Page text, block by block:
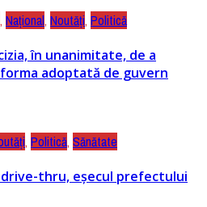
, Național, Noutăți, Politică
în unanimitate, de a
adoptată de guvern
, Politică, Sănătate
drive-thru, eșecul prefectului